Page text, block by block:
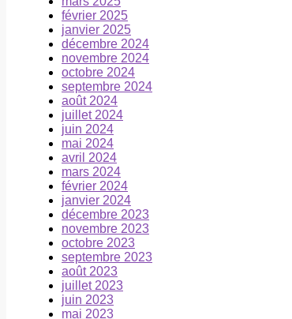
février 2025
janvier 2025
décembre 2024
novembre 2024
octobre 2024
septembre 2024
août 2024
juillet 2024
juin 2024
mai 2024
avril 2024
mars 2024
février 2024
janvier 2024
décembre 2023
novembre 2023
octobre 2023
septembre 2023
août 2023
juillet 2023
juin 2023
mai 2023